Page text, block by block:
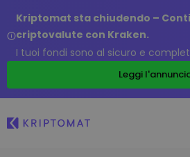
Kriptomat sta chiudendo –
criptovalute con Kraken.
I tuoi fondi sono al sicuro e
Leggi